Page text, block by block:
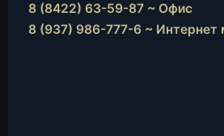
8 (8422) 63-59-87 ~ Офис
8 (937) 986-777-6 ~ Интернет